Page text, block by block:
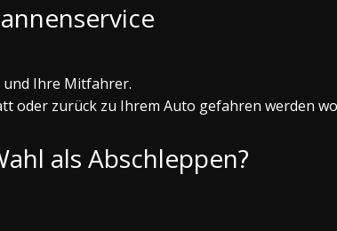
und Ihre Mitfahrer.
oder zurück zu Ihrem Auto gefahren werden
als Abschleppen?